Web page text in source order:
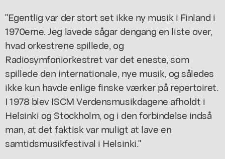
"Egentlig var der stort set ikke ny musik i Finland i
1970erne. Jeg lavede sågar dengang en liste over,
hvad orkestrene spillede, og
Radiosymfoniorkestret var det eneste, som
spillede den internationale, nye musik, og således
ikke kun havde enlige finske værker på repertoiret.
I 1978 blev ISCM Verdensmusikdagene afholdt i
Helsinki og Stockholm, og i den forbindelse indså
man, at det faktisk var muligt at lave en
samtidsmusikfestival i Helsinki."